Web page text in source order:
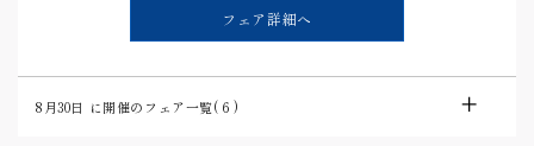
フェア詳細へ
8月30日 に開催のフェア一覧(6 )